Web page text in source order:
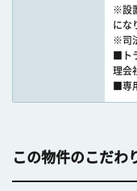
※設
にな
※司
■ト
理会
■専
この物件のこだわ